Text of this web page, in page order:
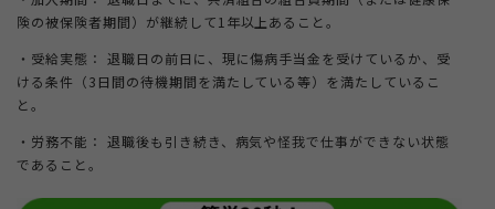
険の被保険者期間）が継続して1年以上あること。
・受給実態： 退職日の前日に、現に傷病手当金を受けているか、受
ける条件（3日間の待機期間を満たしている等）を満たしているこ
と。
・労務不能： 退職後も引き続き、病気や怪我で仕事ができない状態
であること。